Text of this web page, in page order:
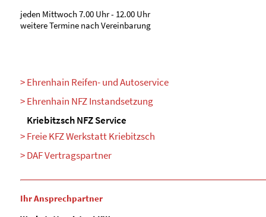
jeden Mittwoch 7.00 Uhr - 12.00 Uhr
weitere Termine nach Vereinbarung
Ehrenhain Reifen- und Autoservice
Ehrenhain NFZ Instandsetzung
Kriebitzsch NFZ Service
Freie KFZ Werkstatt Kriebitzsch
DAF Vertragspartner
Ihr Ansprechpartner